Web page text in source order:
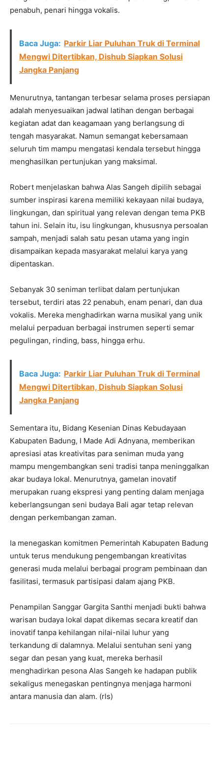
penabuh, penari hingga vokalis.
Baca Juga: Parkir Liar Puluhan Truk di Terminal
Mengwi Ditertibkan, Dishub Siapkan Solusi
Jangka Panjang
Menurutnya, tantangan terbesar selama proses persiapan
adalah menyesuaikan jadwal latihan dengan berbagai
kegiatan adat dan keagamaan yang berlangsung di
tengah masyarakat. Namun semangat kebersamaan
seluruh tim mampu mengatasi kendala tersebut hingga
menghasilkan pertunjukan yang maksimal.
Robert menjelaskan bahwa Alas Sangeh dipilih sebagai
sumber inspirasi karena memiliki kekayaan nilai budaya,
lingkungan, dan spiritual yang relevan dengan tema PKB
tahun ini. Selain itu, isu lingkungan, khususnya persoalan
sampah, menjadi salah satu pesan utama yang ingin
disampaikan kepada masyarakat melalui karya yang
dipentaskan.
Sebanyak 30 seniman terlibat dalam pertunjukan
tersebut, terdiri atas 22 penabuh, enam penari, dan dua
vokalis. Mereka menghadirkan warna musikal yang unik
melalui perpaduan berbagai instrumen seperti semar
pegulingan, rinding, bass, hingga erhu.
Baca Juga: Parkir Liar Puluhan Truk di Terminal
Mengwi Ditertibkan, Dishub Siapkan Solusi
Jangka Panjang
Sementara itu, Bidang Kesenian Dinas Kebudayaan
Kabupaten Badung, I Made Adi Adnyana, memberikan
apresiasi atas kreativitas para seniman muda yang
mampu mengembangkan seni tradisi tanpa meninggalkan
akar budaya lokal. Menurutnya, gamelan inovatif
merupakan ruang ekspresi yang penting dalam menjaga
keberlangsungan seni budaya Bali agar tetap relevan
dengan perkembangan zaman.
Ia menegaskan komitmen Pemerintah Kabupaten Badung
untuk terus mendukung pengembangan kreativitas
generasi muda melalui berbagai program pembinaan dan
fasilitasi, termasuk partisipasi dalam ajang PKB.
Penampilan Sanggar Gargita Santhi menjadi bukti bahwa
warisan budaya lokal dapat dikemas secara kreatif dan
inovatif tanpa kehilangan nilai-nilai luhur yang
terkandung di dalamnya. Melalui sentuhan seni yang
segar dan pesan yang kuat, mereka berhasil
menghadirkan pesona Alas Sangeh ke hadapan publik
sekaligus menegaskan pentingnya menjaga harmoni
antara manusia dan alam. (rls)